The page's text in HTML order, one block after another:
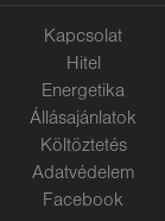
Kapcsolat
Hitel
Energetika
Állásajánlatok
Költöztetés
Adatvédelem
Facebook